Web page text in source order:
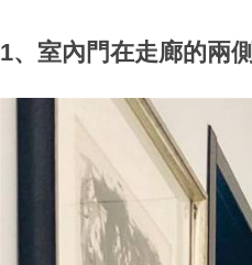
1、室內門在走廊的兩側